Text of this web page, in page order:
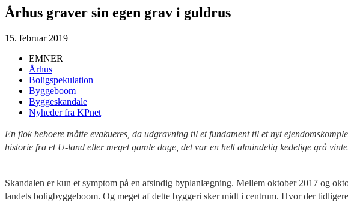
Århus graver sin egen grav i guldrus
15. februar 2019
EMNER
Århus
Boligspekulation
Byggeboom
Byggeskandale
Nyheder fra KPnet
En flok beboere måtte evakueres, da udgravning til et fundament til et nyt
historie fra et U-land eller meget gamle dage, det var en helt almindelig kedelige grå
Skandalen er kun et symptom på en afsindig byplanlægning. Mellem oktober 2017 og
landets boligbyggeboom. Og meget af dette byggeri sker midt i centrum. Hvor der